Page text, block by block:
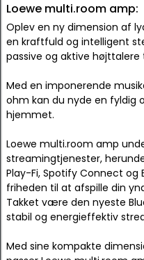
Loewe multi.room amp:
Oplev en ny dimension af
en kraftfuld og intelligent
passive og aktive højttalere
Med en imponerende
ohm kan du nyde en fyldig
hjemmet.
Loewe multi.room amp
streamingtjenester,
Play-Fi, Spotify Connect og
friheden til at afspille din
Takket være den nyeste
stabil og energieffektiv
Med sine kompakte